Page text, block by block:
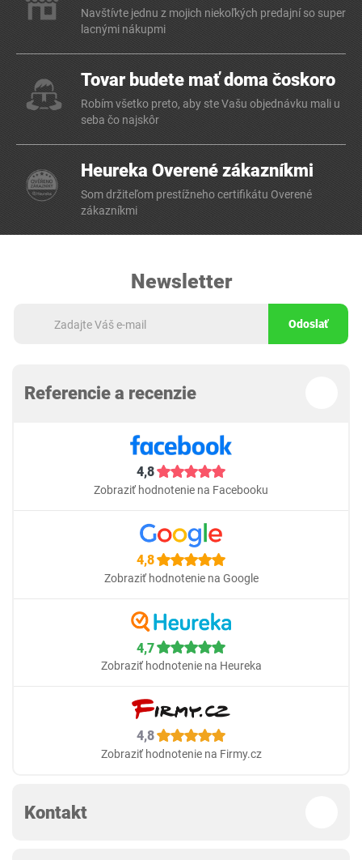
Navštívte jednu z mojich niekoľkých predajní so super
lacnými nákupmi
Tovar budete mať doma čoskoro
Robím všetko preto, aby ste Vašu objednávku mali u
seba čo najskôr
Heureka Overené zákazníkmi
Som držiteľom prestížneho certifikátu Overené
zákazníkmi
Newsletter
Odoslať
Referencie a recenzie
4,8
Zobraziť hodnotenie na Facebooku
4,8
Zobraziť hodnotenie na Google
4,7
Zobraziť hodnotenie na Heureka
4,8
Zobraziť hodnotenie na Firmy.cz
Kontakt